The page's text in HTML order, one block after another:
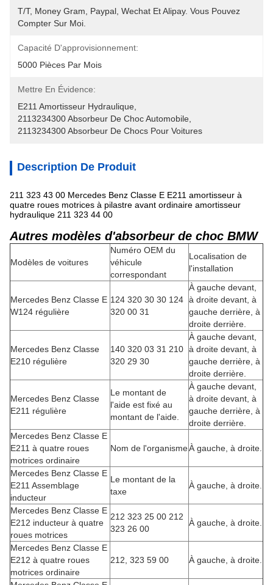
T/T, Money Gram, Paypal, Wechat Et Alipay. Vous Pouvez
Compter Sur Moi.
Capacité D'approvisionnement:
5000 Pièces Par Mois
Mettre En Évidence:
E211 Amortisseur Hydraulique
2113234300 Absorbeur De Choc Automobile
2113234300 Absorbeur De Chocs Pour Voitures
Description De Produit
211 323 43 00 Mercedes Benz Classe E E211 amortisseur à
quatre roues motrices à pilastre avant ordinaire amortisseur
hydraulique 211 323 44 00
Autres modèles d'absorbeur de choc BMW
Modèles de voitures
Numéro OEM du
véhicule
correspondant
Localisation de
l'installation
Mercedes Benz Classe E
W124 régulière
124 320 30 30 124
320 00 31
À gauche devant,
à droite devant, à
gauche derrière, à
droite derrière.
Mercedes Benz Classe
E210 régulière
140 320 03 31 210
320 29 30
À gauche devant,
à droite devant, à
gauche derrière, à
droite derrière.
Mercedes Benz Classe
E211 régulière
Le montant de
l'aide est fixé au
montant de l'aide.
À gauche devant,
à droite devant, à
gauche derrière, à
droite derrière.
Mercedes Benz Classe E
E211 à quatre roues
motrices ordinaire
Nom de l'organismeÀ gauche, à droite.
Mercedes Benz Classe E
E211 Assemblage
inducteur
Le montant de la
taxe
À gauche, à droite.
Mercedes Benz Classe E
E212 inducteur à quatre
roues motrices
212 323 25 00 212
323 26 00
À gauche, à droite.
Mercedes Benz Classe E
E212 à quatre roues
motrices ordinaire
212, 323 59 00 À gauche, à droite.